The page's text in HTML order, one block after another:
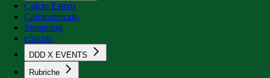
Calcio Estero
Calciomercato
Streaming
eSports
DDD X EVENTS
Rubriche